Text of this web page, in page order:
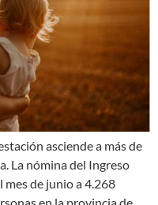
asciende a más de
La nómina del Ingreso
de junio a 4.268